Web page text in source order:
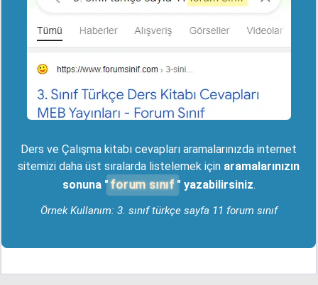
Ders ve Çalışma kitabı cevapları aramalarınızda internet
sitemizi daha üst sıralarda listelemek için aramalarınızın
sonuna " forum sınıf " yazabilirsiniz.
Örnek Kullanım: 3. sınıf türkçe sayfa 11 forum sınıf